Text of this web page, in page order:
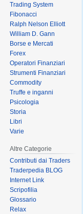
Trading System
Fibonacci
Ralph Nelson Elliott
William D. Gann
Borse e Mercati
Forex
Operatori Finanziari
Strumenti Finanziari
Commodity
Truffe e inganni
Psicologia
Storia
Libri
Varie
Altre Categorie
Contributi dai Traders
Traderpedia BLOG
Internet Link
Scripofilia
Glossario
Relax